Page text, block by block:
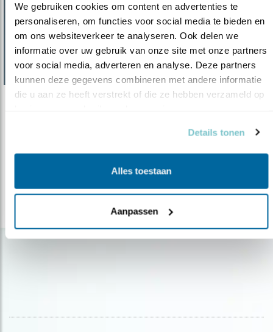
We gebruiken cookies om content en advertenties te
personaliseren, om functies voor social media te bieden en
om ons websiteverkeer te analyseren. Ook delen we
informatie over uw gebruik van onze site met onze partners
voor social media, adverteren en analyse. Deze partners
kunnen deze gegevens combineren met andere informatie
die u aan ze heeft verstrekt of die ze hebben verzameld op
Details tonen
Alles toestaan
Aanpassen
Beter riet redt de grote karekiet